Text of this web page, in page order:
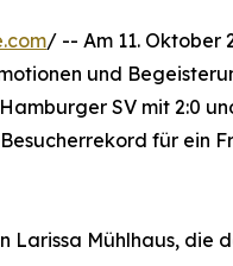
/ -- Am 11. Oktober
und
SV mit 2:0
für ein
Larissa Mühlhaus, die